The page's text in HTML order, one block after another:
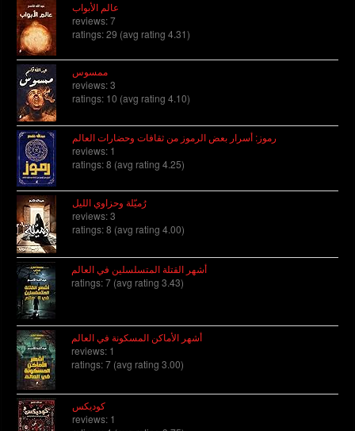
عالم الأبواب
reviews: 7
ratings: 29 (avg rating 4.31)
ممسوس
reviews: 3
ratings: 10 (avg rating 4.10)
رموز: أسرار بعض الرموز من ثقافات وحضارات العالم
reviews: 1
ratings: 8 (avg rating 4.25)
رُميّلة وحزاوي الليل
reviews: 3
ratings: 8 (avg rating 4.00)
أشهر القتلة المتسلسلين في العالم
ratings: 7 (avg rating 3.43)
أشهر الأماكن المسكونة في العالم
reviews: 1
ratings: 7 (avg rating 3.00)
كوديكس
reviews: 1